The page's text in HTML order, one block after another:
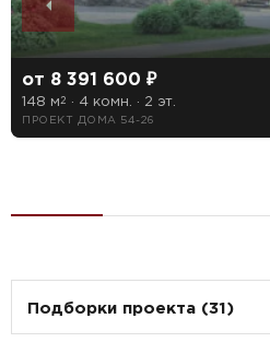
от 8 391 600 ₽
148 м2 · 4 комн. · 2 эт.
ПРОЕКТ ДОМА 54-26
Подборки проекта (31)